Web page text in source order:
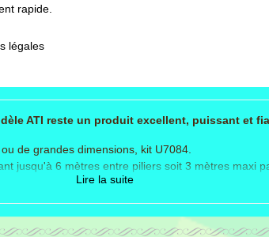
rapide.
légales
ATI reste un produit excellent, puissant et
de grandes dimensions, kit U7084.
jusqu'à 6 mètres entre piliers soit 3 mètres maxi
et industriel (non intensif).
ATI en 230 Volts.
Lire la suite